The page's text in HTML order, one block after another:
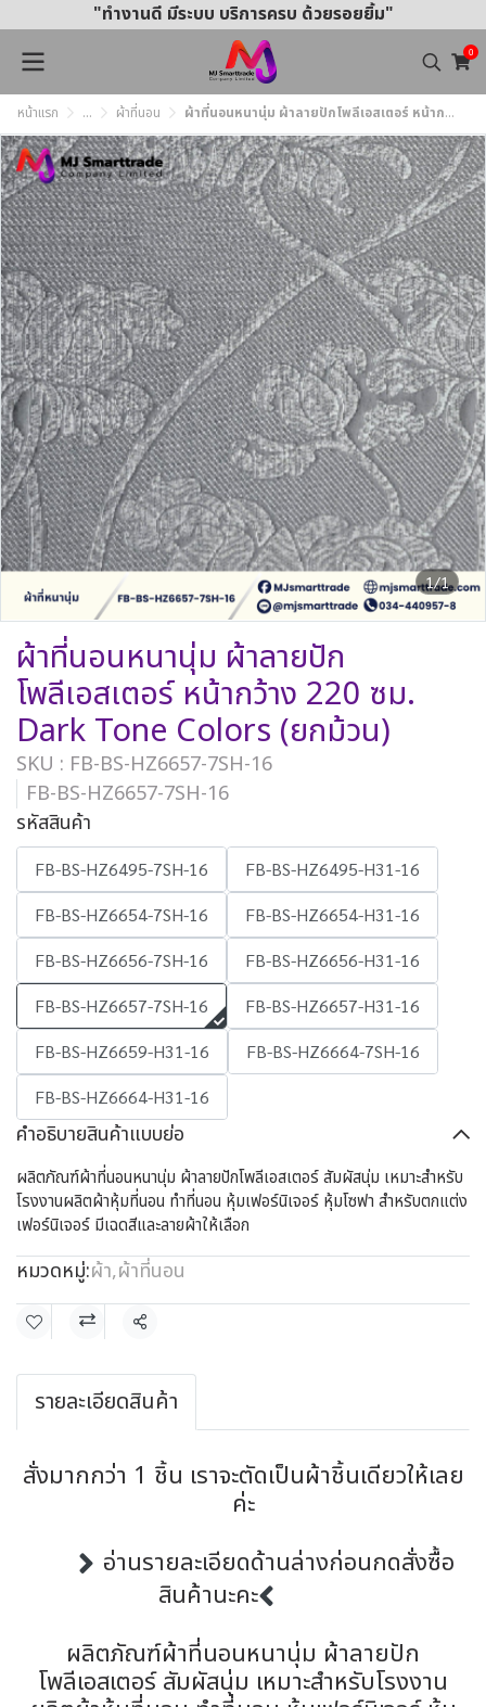
"ทำงานดี มีระบบ บริการครบ ด้วยรอยยิ้ม"
0
หน้าแรก ... ผ้าที่นอน ผ้าที่นอนหนานุ่ม ผ้าลายปักโพลีเอสเตอร์ หน้ากว้าง 220 ซม. Dark Tone Colors (ยกม้วน)
1/1
ผ้าที่นอนหนานุ่ม ผ้าลายปัก
โพลีเอสเตอร์ หน้ากว้าง 220 ซม.
Dark Tone Colors (ยกม้วน)
SKU : FB-BS-HZ6657-7SH-16
FB-BS-HZ6657-7SH-16
รหัสสินค้า
FB-BS-HZ6495-7SH-16
FB-BS-HZ6495-H31-16
FB-BS-HZ6654-7SH-16
FB-BS-HZ6654-H31-16
FB-BS-HZ6656-7SH-16
FB-BS-HZ6656-H31-16
FB-BS-HZ6657-7SH-16
FB-BS-HZ6657-H31-16
FB-BS-HZ6659-H31-16
FB-BS-HZ6664-7SH-16
FB-BS-HZ6664-H31-16
คำอธิบายสินค้าแบบย่อ
ผลิตภัณฑ์ผ้าที่นอนหนานุ่ม ผ้าลายปักโพลีเอสเตอร์ สัมผัสนุ่ม เหมาะสำหรับ
โรงงานผลิตผ้าหุ้มที่นอน ทำที่นอน หุ้มเฟอร์นิเจอร์ หุ้มโซฟา สำหรับตกแต่ง
เฟอร์นิเจอร์ มีเฉดสีและลายผ้าให้เลือก
หมวดหมู่:ผ้า,ผ้าที่นอน
แชร์
รายละเอียดสินค้า
สั่งมากกว่า 1 ชิ้น เราจะตัดเป็นผ้าชิ้นเดียวให้เลย
ค่ะ
อ่านรายละเอียดด้านล่างก่อนกดสั่งซื้อ
สินค้านะคะ
ผลิตภัณฑ์ผ้าที่นอนหนานุ่ม ผ้าลายปัก
โพลีเอสเตอร์ สัมผัสนุ่ม เหมาะสำหรับโรงงาน